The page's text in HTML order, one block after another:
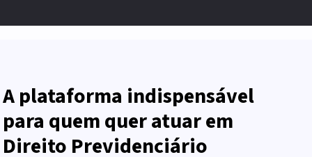
A plataforma indispensável
para quem quer atuar em
Direito Previdenciário